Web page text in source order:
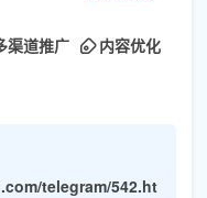
渠道推广
内容优化
telegram/542.ht